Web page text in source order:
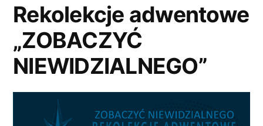
Rekolekcje adwentowe
„ZOBACZYĆ
NIEWIDZIALNEGO”